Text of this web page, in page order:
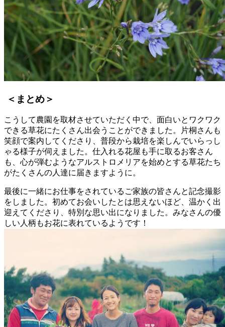
＜まとめ＞
こうして農園を取材させていただく中で、面白いとワクワク
できる草花にたくさん出会うことができました。片桐さんも
笑顔で案内してくださり、普段から栽培を楽しんでいらっし
ゃる様子が伺えました。仕入れる花屋も手に取るお客さん
も、心が弾むようなアルストロメリアを始めとする草花たち
がたくさんの人達に届きますように。
最後に一緒にお仕事をされているご家族の皆さんと記念撮影
をしました。初めてお会いしたとは思えないほど、温かく出
迎えてくださり、特別な思い出になりました。みなさんの優
しい人柄もお花に表れているようです！